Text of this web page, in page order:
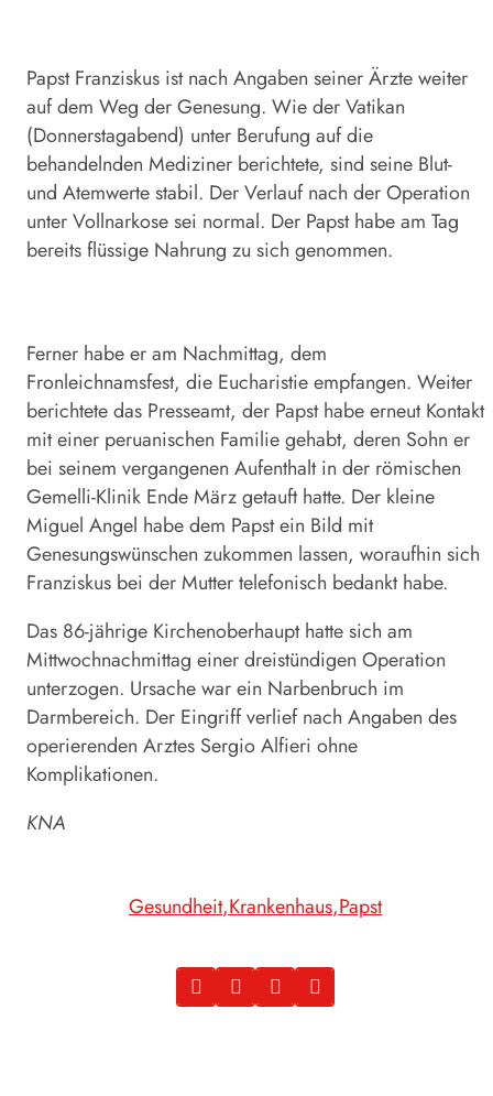
Papst Franziskus ist nach Angaben seiner Ärzte weiter
auf dem Weg der Genesung. Wie der Vatikan
(Donnerstagabend) unter Berufung auf die
behandelnden Mediziner berichtete, sind seine Blut-
und Atemwerte stabil. Der Verlauf nach der Operation
unter Vollnarkose sei normal. Der Papst habe am Tag
bereits flüssige Nahrung zu sich genommen.
Ferner habe er am Nachmittag, dem
Fronleichnamsfest, die Eucharistie empfangen. Weiter
berichtete das Presseamt, der Papst habe erneut Kontakt
mit einer peruanischen Familie gehabt, deren Sohn er
bei seinem vergangenen Aufenthalt in der römischen
Gemelli-Klinik Ende März getauft hatte. Der kleine
Miguel Angel habe dem Papst ein Bild mit
Genesungswünschen zukommen lassen, woraufhin sich
Franziskus bei der Mutter telefonisch bedankt habe.
Das 86-jährige Kirchenoberhaupt hatte sich am
Mittwochnachmittag einer dreistündigen Operation
unterzogen. Ursache war ein Narbenbruch im
Darmbereich. Der Eingriff verlief nach Angaben des
operierenden Arztes Sergio Alfieri ohne
Komplikationen.
KNA
Gesundheit Krankenhaus Papst